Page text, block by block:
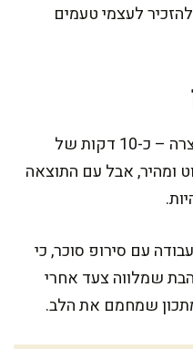
לעצמי טעמים
הכנת ממרח המרשמלו הזו די קצרה – כ-10 דקות של
ומהיר, אבל עם התוצאה
עם סירופ סוכר, כי
שמלווה צעד אחרי
שמחמם את הלב.